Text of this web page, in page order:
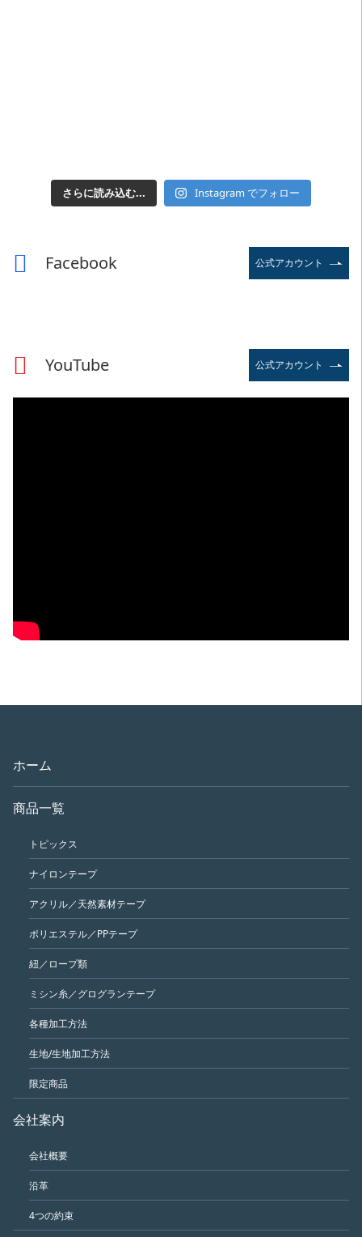
さらに読み込む... Instagram でフォロー
Facebook 公式アカウント
YouTube 公式アカウント
ホーム
商品一覧
トピックス
ナイロンテープ
アクリル／天然素材テープ
ポリエステル／PPテープ
紐／ロープ類
ミシン糸／グログランテープ
各種加工方法
生地/生地加工方法
限定商品
会社案内
会社概要
沿革
4つの約束